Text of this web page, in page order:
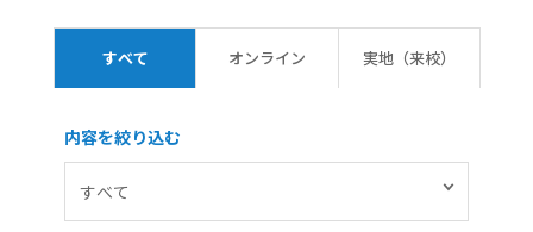
すべて オンライン 実地（来校）
内容を絞り込む